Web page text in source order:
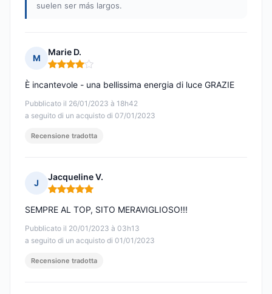
suelen ser más largos.
M
Marie D.
Nota: 4 su 5
Pubblicato il 26/01/2023 à 18h42
a seguito di un acquisto di 07/01/2023
È incantevole - una bellissima energia di luce GRAZIE
Recensione tradotta
J
Jacqueline V.
Nota: 5 su 5
Pubblicato il 20/01/2023 à 03h13
a seguito di un acquisto di 01/01/2023
SEMPRE AL TOP, SITO MERAVIGLIOSO!!!
Recensione tradotta